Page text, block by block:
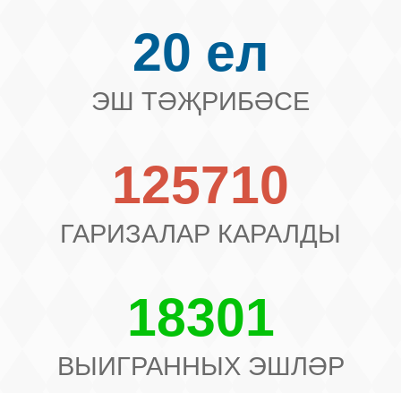
20 ел
ЭШ ТӘҖРИБӘСЕ
125710
ГАРИЗАЛАР КАРАЛДЫ
18301
ВЫИГРАННЫХ ЭШЛӘР